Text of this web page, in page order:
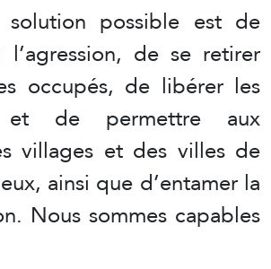
possible est de
de se retirer
occupés, de libérer les
et de permettre aux
villages et des villes de
ainsi que d’entamer la
Nous sommes capables